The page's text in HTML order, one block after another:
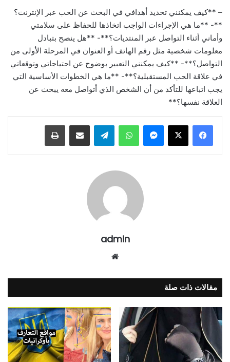
– **كيف يمكنني تحديد أهدافي في البحث عن الحب عبر الإنترنت؟
**- **ما هي الإجراءات الواجب اتخاذها للحفاظ على سلامتي
وأماني أثناء التواصل عبر المنتديات؟**- **هل ينصح بتبادل
معلومات شخصية مثل رقم الهاتف أو العنوان في المرحلة الأولى من
التواصل؟**- **كيف يمكنني التعبير بوضوح عن احتياجاتي وتوقعاتي
في علاقة الحب المستقبلية؟**- **ما هي الخطوات الأساسية التي
يجب اتباعها للتأكد من أن الشخص الذي أتواصل معه يبحث عن
العلاقة نفسها؟**
ماسنجر واتساب تيلقرام مشاركة عبر البريد طباعة
admin
مقالات ذات صلة